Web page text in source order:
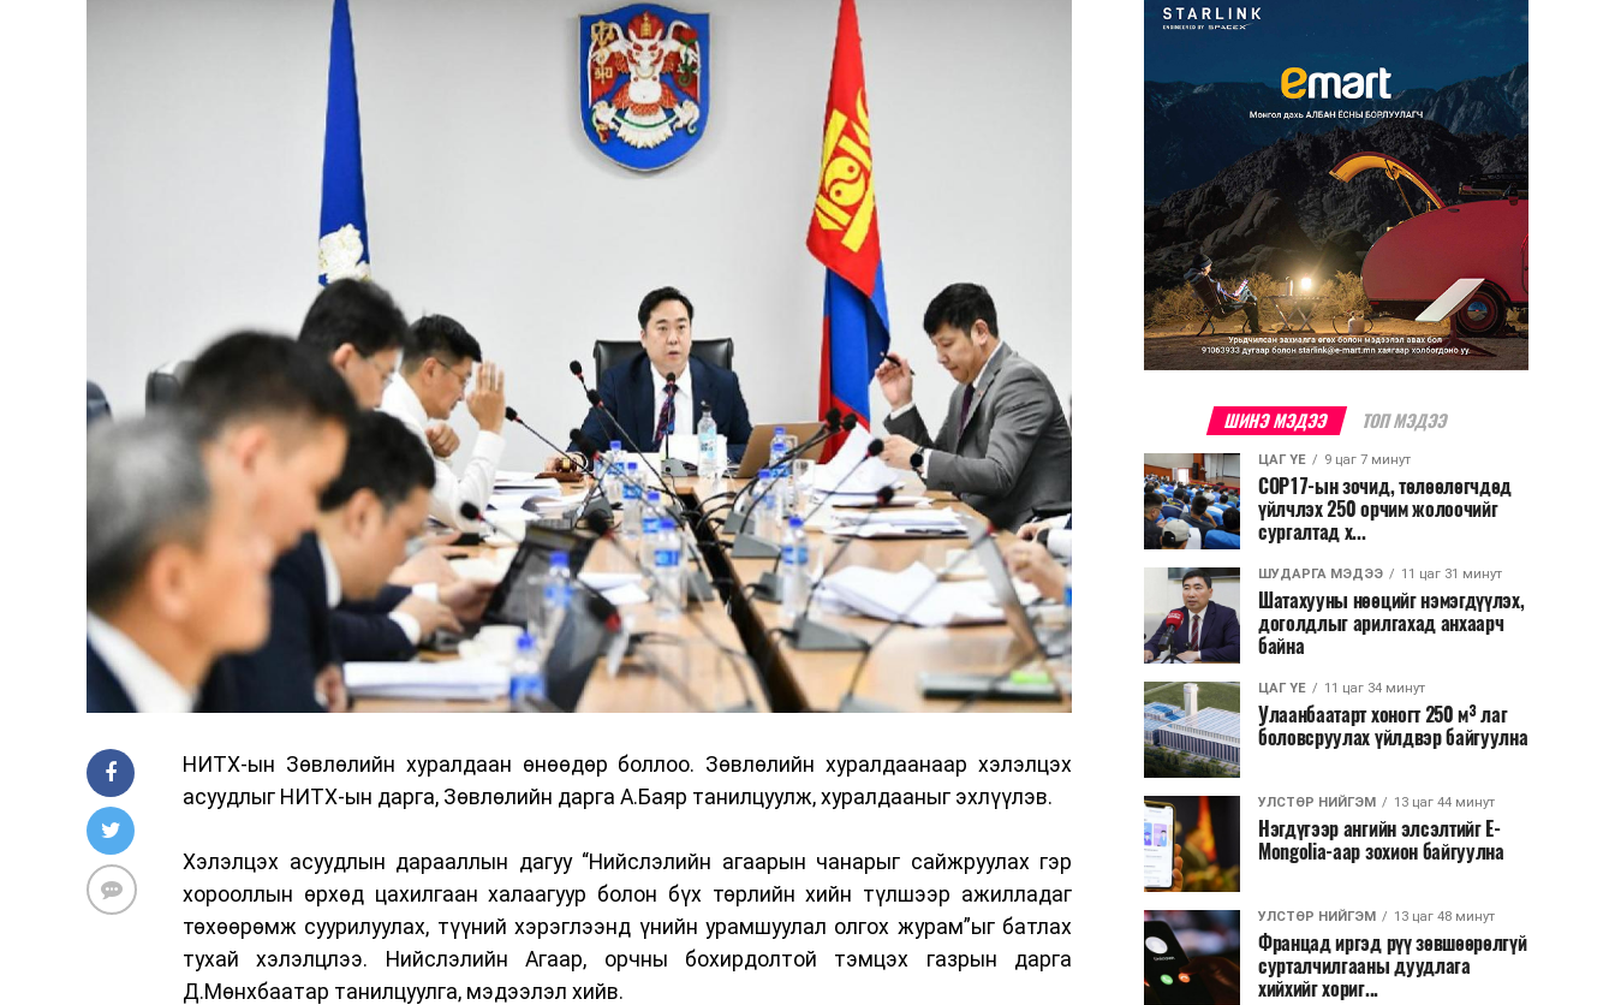
НИТХ-ын Зөвлөлийн хуралдаан өнөөдөр боллоо. Зөвлөлийн хуралдаанаар хэлэлцэх
асуудлыг НИТХ-ын дарга, Зөвлөлийн дарга А.Баяр танилцуулж, хуралдааныг эхлүүлэв.
Хэлэлцэх асуудлын дарааллын дагуу “Нийслэлийн агаарын чанарыг сайжруулах гэр
хорооллын өрхөд цахилгаан халаагуур болон бүх төрлийн хийн түлшээр ажилладаг
төхөөрөмж суурилуулах, түүний хэрэглээнд үнийн урамшуулал олгох журам”ыг батлах
тухай хэлэлцлээ. Нийслэлийн Агаар, орчны бохирдолтой тэмцэх газрын дарга
Д.Мөнхбаатар танилцуулга, мэдээлэл хийв.
ШИНЭ МЭДЭЭ ТОП МЭДЭЭ
ЦАГ ҮЕ 9 цаг 7 минут
COP17-ын зочид, төлөөлөгчдөд
үйлчлэх 250 орчим жолоочийг
сургалтад х...
ШУДАРГА МЭДЭЭ 11 цаг 31 минут
Шатахууны нөөцийг нэмэгдүүлэх,
доголдлыг арилгахад анхаарч
байна
ЦАГ ҮЕ 11 цаг 34 минут
Улаанбаатарт хоногт 250 м³ лаг
боловсруулах үйлдвэр байгуулна
УЛСТӨР НИЙГЭМ 13 цаг 44 минут
Нэгдүгээр ангийн элсэлтийг E-
Mongolia-аар зохион байгуулна
УЛСТӨР НИЙГЭМ 13 цаг 48 минут
Францад иргэд рүү зөвшөөрөлгүй
сурталчилгааны дуудлага
хийхийг хориг...